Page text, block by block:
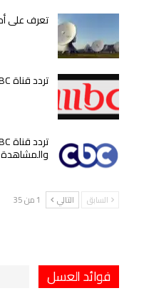
تعرف على
تردد قناة MBC استقبال مجاني لبرامج MBC
والمشاهدة
السابق التالي 1 من 35
فوائد العسل